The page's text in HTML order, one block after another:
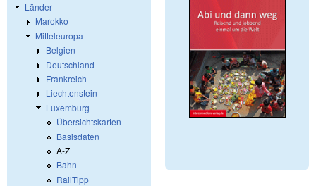
Länder
Marokko
Mitteleuropa
Belgien
Deutschland
Frankreich
Liechtenstein
Luxemburg
Übersichtskarten
Basisdaten
A-Z
Bahn
RailTipp